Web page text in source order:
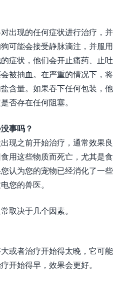
出现的任何症状进行治疗，并
可能会接受静脉滴注，并服用
症状，他们会开止痛药、止吐
被抽血。在严重的情况下，将
含量。如果吞下任何包装，他
否存在任何阻塞。
事吗？
现之前开始治疗，通常效果良
用这些物质而死亡，尤其是食
认为您的宠物已经消化了一些
您的兽医。
取决于几个因素。
或者治疗开始得太晚，它可能
开始得早，效果会更好。